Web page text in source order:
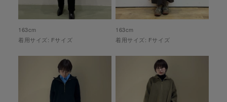
163cm
着用サイズ: Fサイズ
163cm
着用サイズ: Fサイズ